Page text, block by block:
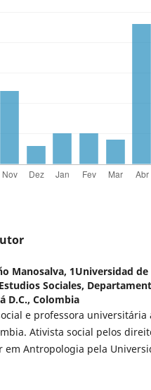
Manosalva, 1Universidad de
Sociales,
D.C., Colombia
e professora universitária
Ativista social pelos
em Antropologia pela